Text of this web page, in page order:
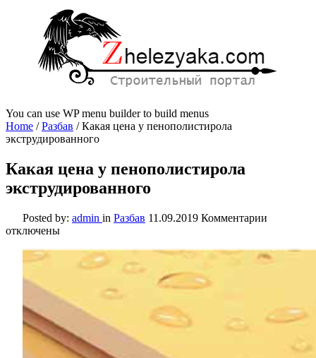
You can use WP menu builder to build menus
Home /Разбав /Какая цена у пенополистирола
экструдированного
Какая цена у пенополистирола
экструдированного
Posted by: admin in Разбав 11.09.2019 Комментарии
цена
отключены